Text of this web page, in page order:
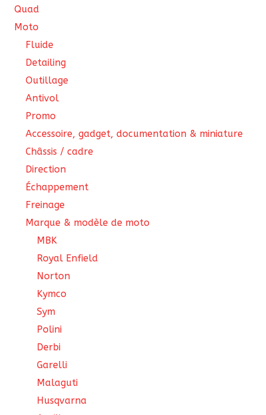
Quad
Moto
Fluide
Detailing
Outillage
Antivol
Promo
Accessoire, gadget, documentation & miniature
Châssis / cadre
Direction
Échappement
Freinage
Marque & modèle de moto
MBK
Royal Enfield
Norton
Kymco
Sym
Polini
Derbi
Garelli
Malaguti
Husqvarna